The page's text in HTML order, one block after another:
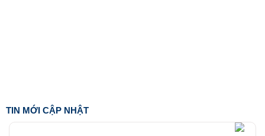
TIN MỚI CẬP NHẬT